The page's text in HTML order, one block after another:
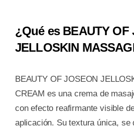
cantidad
¿Qué es BEAUTY OF
JELLOSKIN
BEAUTY OF JOSEON
CREAM es una crema de
con efecto reafirmante visible
aplicación. Su textura única, se